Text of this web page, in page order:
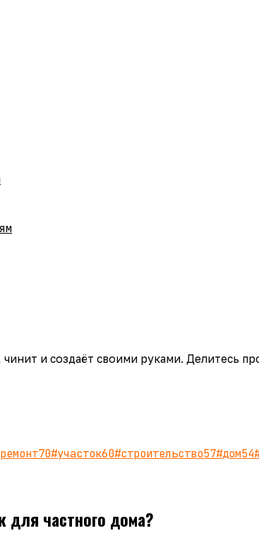
и создаёт своими руками. Делитесь
ремонт70#участок60#строительство57#дом54
для частного дома?